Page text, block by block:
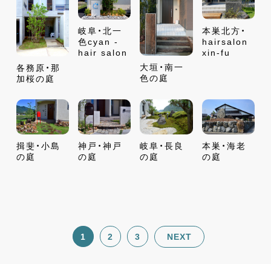
各務原・那
加桜の庭
岐阜・北一
色cyan -
hair salon
大垣・南一
色の庭
本巣北方・
hairsalon
xin-fu
揖斐・小島
の庭
神戸・神戸
の庭
岐阜・長良
の庭
本巣・海老
の庭
1 2 3 NEXT